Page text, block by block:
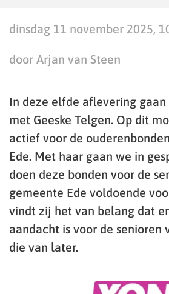
dinsdag 11 november 2025,
door Arjan van Steen
In deze elfde aflevering
met Geeske Telgen. Op dit
actief voor de
Ede. Met haar gaan we in
doen deze bonden voor de
gemeente Ede voldoende
vindt zij het van belang dat
aandacht is voor de senioren
die van later.